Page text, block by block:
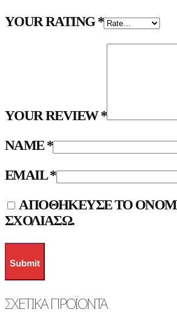
YOUR RATING*
YOUR REVIEW*
NAME*
EMAIL*
ΑΠΟΘΉΚΕΥΣΕ ΤΟ
ΣΧΟΛΙΆΣΩ.
ΣΧΕΤΙΚΆ ΠΡΟΪΌΝΤΑ